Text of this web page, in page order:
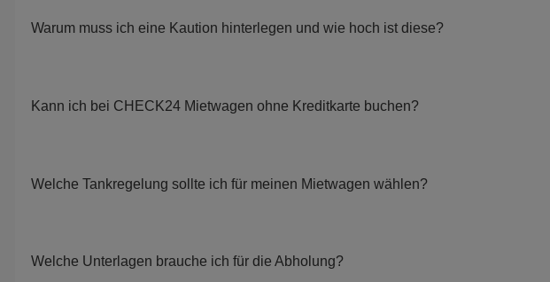
Warum muss ich eine Kaution hinterlegen und wie hoch ist diese?
Kann ich bei CHECK24 Mietwagen ohne Kreditkarte buchen?
Welche Tankregelung sollte ich für meinen Mietwagen wählen?
Welche Unterlagen brauche ich für die Abholung?